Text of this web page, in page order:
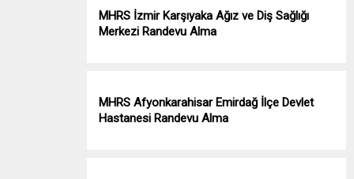
MHRS İzmir Karşıyaka Ağız ve Diş Sağlığı
Merkezi Randevu Alma
MHRS Afyonkarahisar Emirdağ İlçe Devlet
Hastanesi Randevu Alma